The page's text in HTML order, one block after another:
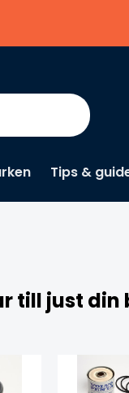
Tips &
till just din